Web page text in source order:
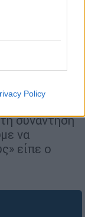
Policy
η
συνάντηση
να
είπε ο